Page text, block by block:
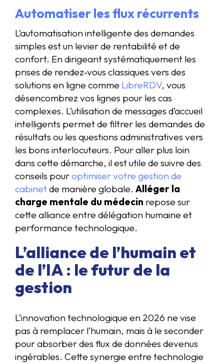
Automatiser les flux récurrents
L’automatisation intelligente des demandes
simples est un levier de rentabilité et de
confort. En dirigeant systématiquement les
prises de rendez-vous classiques vers des
solutions en ligne comme LibreRDV, vous
désencombrez vos lignes pour les cas
complexes. L’utilisation de messages d’accueil
intelligents permet de filtrer les demandes de
résultats ou les questions administratives vers
les bons interlocuteurs. Pour aller plus loin
dans cette démarche, il est utile de suivre des
conseils pouroptimiser votre gestion de
cabinetde manière globale. Alléger la
charge mentale du médecin repose sur
cette alliance entre délégation humaine et
performance technologique.
L’alliance de l’humain et
de l’IA : le futur de la
gestion
L’innovation technologique en 2026 ne vise
pas à remplacer l’humain, mais à le seconder
pour absorber des flux de données devenus
ingérables. Cette synergie entre technologie